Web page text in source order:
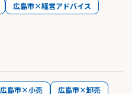
広島市×経営アドバイス
広島市×小売
広島市×卸売